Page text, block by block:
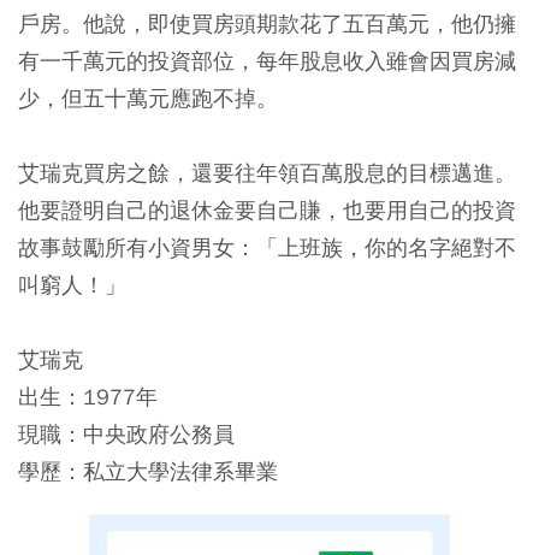
戶房。他說，即使買房頭期款花了五百萬元，他仍擁
有一千萬元的投資部位，每年股息收入雖會因買房減
少，但五十萬元應跑不掉。
艾瑞克買房之餘，還要往年領百萬股息的目標邁進。
他要證明自己的退休金要自己賺，也要用自己的投資
故事鼓勵所有小資男女：「上班族，你的名字絕對不
叫窮人！」
艾瑞克
出生：1977年
現職：中央政府公務員
學歷：私立大學法律系畢業